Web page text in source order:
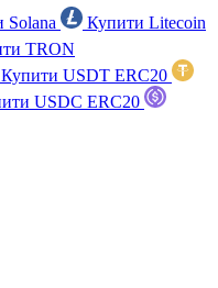
Solana
Купити Litecoin
TRON
Купити USDT ERC20
USDC ERC20